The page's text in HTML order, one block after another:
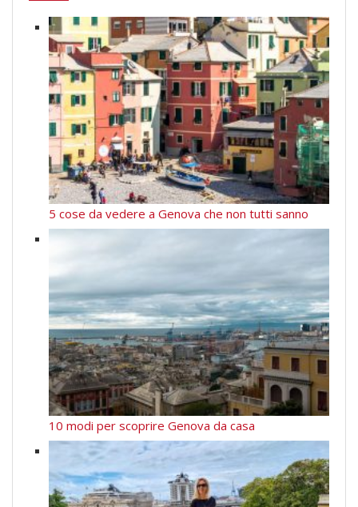
5 cose da vedere a Genova che non tutti sanno
10 modi per scoprire Genova da casa